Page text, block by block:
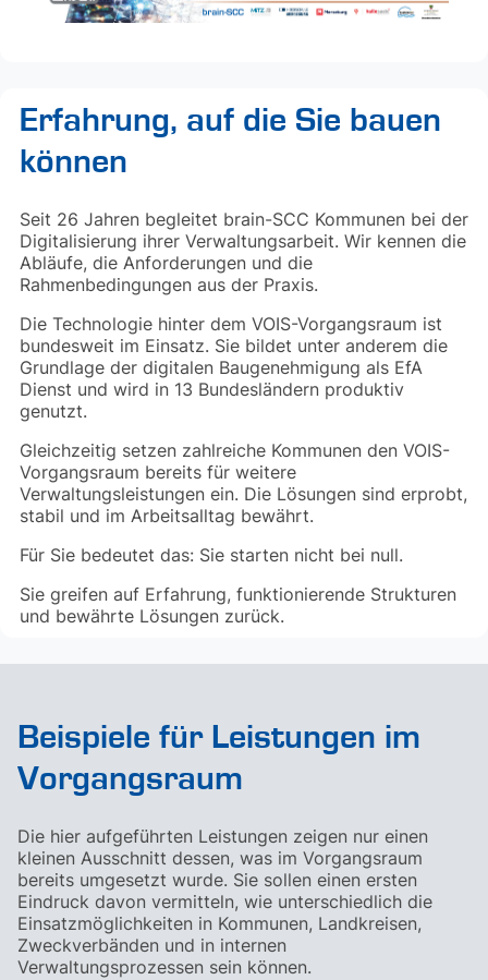
Erfahrung, auf die Sie bauen
können
Seit 26 Jahren begleitet brain-SCC Kommunen bei der
Digitalisierung ihrer Verwaltungsarbeit. Wir kennen die
Abläufe, die Anforderungen und die
Rahmenbedingungen aus der Praxis.
Die Technologie hinter dem VOIS-Vorgangsraum ist
bundesweit im Einsatz. Sie bildet unter anderem die
Grundlage der digitalen Baugenehmigung als EfA
Dienst und wird in 13 Bundesländern produktiv
genutzt.
Gleichzeitig setzen zahlreiche Kommunen den VOIS-
Vorgangsraum bereits für weitere
Verwaltungsleistungen ein. Die Lösungen sind erprobt,
stabil und im Arbeitsalltag bewährt.
Für Sie bedeutet das: Sie starten nicht bei null.
Sie greifen auf Erfahrung, funktionierende Strukturen
und bewährte Lösungen zurück.
Beispiele für Leistungen im
Vorgangsraum
Die hier aufgeführten Leistungen zeigen nur einen
kleinen Ausschnitt dessen, was im Vorgangsraum
bereits umgesetzt wurde. Sie sollen einen ersten
Eindruck davon vermitteln, wie unterschiedlich die
Einsatzmöglichkeiten in Kommunen, Landkreisen,
Zweckverbänden und in internen
Verwaltungsprozessen sein können.